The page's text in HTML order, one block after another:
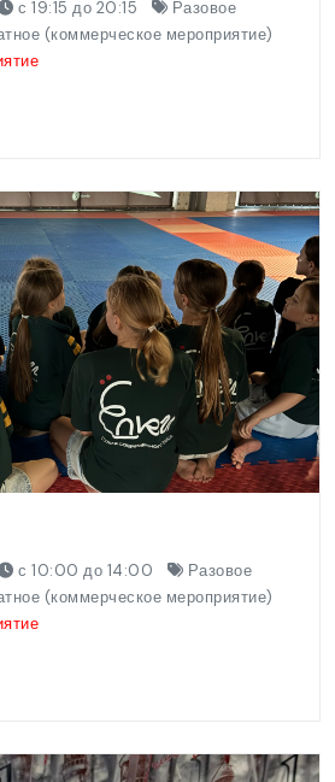
с 19:15 до 20:15
Разовое
(коммерческое мероприятие)
с 10:00 до 14:00
Разовое
(коммерческое мероприятие)